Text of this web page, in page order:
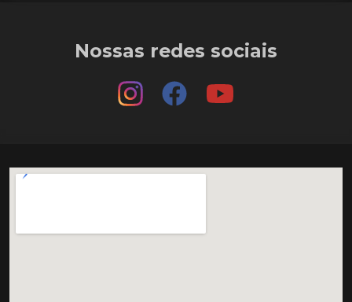
Nossas redes sociais